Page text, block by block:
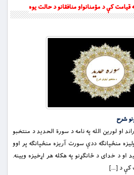
قيامت کې د مؤمنانواو منافقانو د حالت يوه
شرح
او لورين الله ‏په نامه د سورة الحديد د منتخبو
منځپانګه ددې سورت آريزه منځپانګه پر اوو
: ١- د توحيد او د خداى د ځانګړنو په هکله هر اړخيزه ويينه.